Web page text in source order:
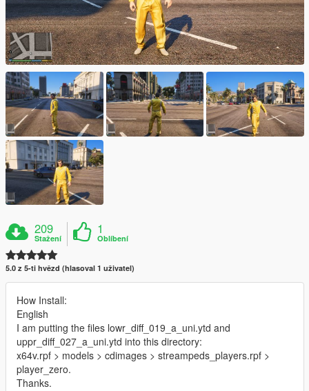
209
Stažení
1
Oblíbení
5.0 z 5-ti hvězd (hlasoval 1 uživatel)
How Install:
English
I am putting the files lowr_diff_019_a_uni.ytd and
uppr_diff_027_a_uni.ytd into this directory:
x64v.rpf > models > cdimages > streampeds_players.rpf >
player_zero.
Thanks.